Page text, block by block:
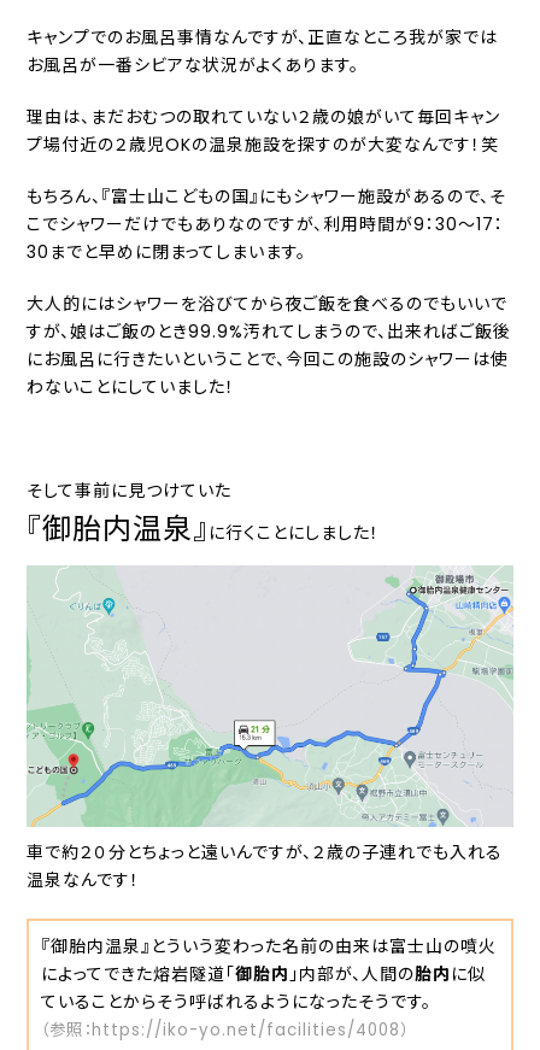
キャンプでのお風呂事情なんですが、正直なところ我が家では
お風呂が一番シビアな状況がよくあります。
理由は、まだおむつの取れていない２歳の娘がいて毎回キャン
プ場付近の２歳児OKの温泉施設を探すのが大変なんです！笑
もちろん、『富士山こどもの国』にもシャワー施設があるので、そ
こでシャワーだけでもありなのですが、利用時間が9：30～17：
30までと早めに閉まってしまいます。
大人的にはシャワーを浴びてから夜ご飯を食べるのでもいいで
すが、娘はご飯のとき99.9%汚れてしまうので、出来ればご飯後
にお風呂に行きたいということで、今回この施設のシャワーは使
わないことにしていました！
そして事前に見つけていた
『御胎内温泉』 に行くことにしました！
車で約２０分とちょっと遠いんですが、２歳の子連れでも入れる
温泉なんです！
『御胎内温泉』とういう変わった名前の由来は富士山の噴火
によってできた熔岩隧道「御胎内 」内部が、人間の胎内 に似
ていることからそう呼ばれるようになったそうです。
（参照：https://iko-yo.net/facilities/4008）